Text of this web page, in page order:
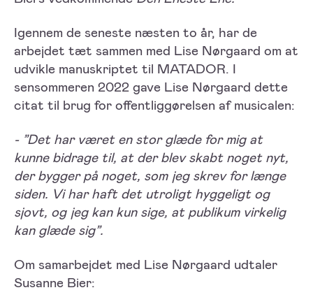
Igennem de seneste næsten to år, har de
arbejdet tæt sammen med Lise Nørgaard om at
udvikle manuskriptet til MATADOR. I
sensommeren 2022 gave Lise Nørgaard dette
citat til brug for offentliggørelsen af musicalen:
- ”Det har været en stor glæde for mig at
kunne bidrage til, at der blev skabt noget nyt,
der bygger på noget, som jeg skrev for længe
siden. Vi har haft det utroligt hyggeligt og
sjovt, og jeg kan kun sige, at publikum virkelig
kan glæde sig”.
Om samarbejdet med Lise Nørgaard udtaler
Susanne Bier: